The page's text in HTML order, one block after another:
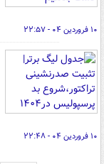
۱۰ فروردین ۰۴ - ۲۲:۵۷
۱۰ فروردین ۰۴ - ۲۲:۴۸